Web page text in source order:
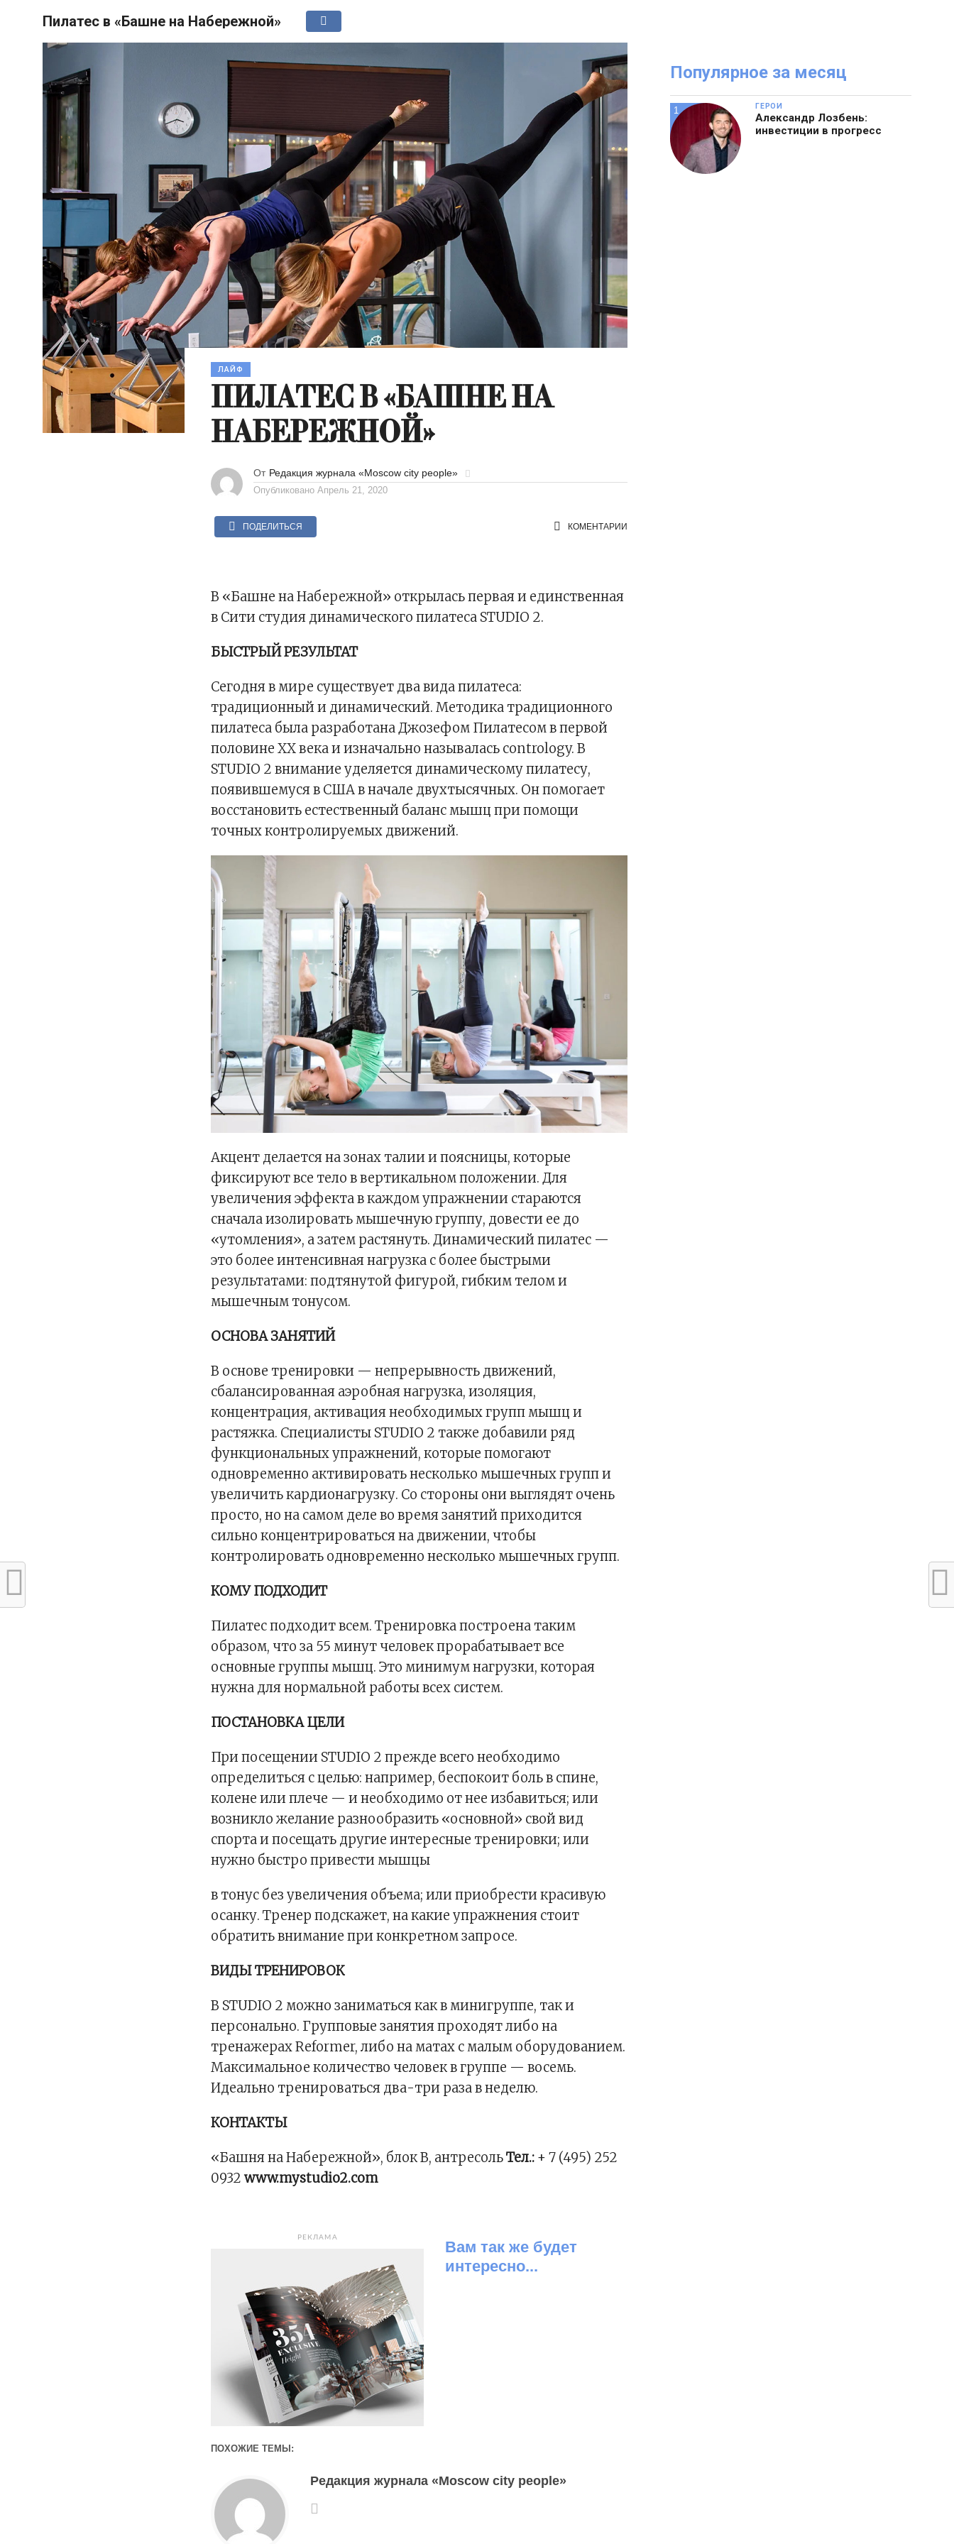
ГЕРОИ
Пилатес в «Башне на Набережной»
ЛАЙФ
ПИЛАТЕС В «БАШНЕ НА
НАБЕРЕЖНОЙ»
От Редакция журнала «Moscow city people»
Опубликовано Апрель 21, 2020
КОМЕНТАРИИ
ПОДЕЛИТЬСЯ
В «Башне на Набережной» открылась первая и единственная
в Сити студия динамического пилатеса STUDIO 2.
БЫСТРЫЙ РЕЗУЛЬТАТ
Сегодня в мире существует два вида пилатеса:
традиционный и динамический. Методика традиционного
пилатеса была разработана Джозефом Пилатесом в первой
половине XX века и изначально называлась contrology. В
STUDIO 2 внимание уделяется динамическому пилатесу,
появившемуся в США в начале двухтысячных. Он помогает
восстановить естественный баланс мышц при помощи
точных контролируемых движений.
Акцент делается на зонах талии и поясницы, которые
фиксируют все тело в вертикальном положении. Для
увеличения эффекта в каждом упражнении стараются
сначала изолировать мышечную группу, довести ее до
«утомления», а затем растянуть. Динамический пилатес —
это более интенсивная нагрузка с более быстрыми
результатами: подтянутой фигурой, гибким телом и
мышечным тонусом.
ОСНОВА ЗАНЯТИЙ
В основе тренировки — непрерывность движений,
сбалансированная аэробная нагрузка, изоляция,
концентрация, активация необходимых групп мышц и
растяжка. Cпециалисты STUDIO 2 также добавили ряд
функциональных упражнений, которые помогают
одновременно активировать несколько мышечных групп и
увеличить кардионагрузку. Со стороны они выглядят очень
просто, но на самом деле во время занятий приходится
сильно концентрироваться на движении, чтобы
контролировать одновременно несколько мышечных групп.
КОМУ ПОДХОДИТ
Пилатес подходит всем. Тренировка построена таким
образом, что за 55 минут человек прорабатывает все
основные группы мышц. Это минимум нагрузки, которая
нужна для нормальной работы всех систем.
ПОСТАНОВКА ЦЕЛИ
При посещении STUDIO 2 прежде всего необходимо
определиться с целью: например, беспокоит боль в спине,
колене или плече — и необходимо от нее избавиться; или
возникло желание разнообразить «основной» свой вид
спорта и посещать другие интересные тренировки; или
нужно быстро привести мышцы
в тонус без увеличения объема; или приобрести красивую
осанку. Тренер подскажет, на какие упражнения стоит
обратить внимание при конкретном запросе.
ВИДЫ ТРЕНИРОВОК
В STUDIO 2 можно заниматься как в минигруппе, так и
персонально. Групповые занятия проходят либо на
тренажерах Reformer, либо на матах с малым оборудованием.
Максимальное количество человек в группе — восемь.
Идеально тренироваться два-три раза в неделю.
КОНТАКТЫ
«Башня на Набережной», блок В, антресольТел.: + 7 (495) 252
0932www.mystudio2.com
РЕКЛАМА
Вам так же будет
интересно...
ПОХОЖИЕ ТЕМЫ:
Редакция журнала «Moscow city people»
Популярное за месяц
ГЕРОИ
Александр Лозбень:
инвестиции в прогресс